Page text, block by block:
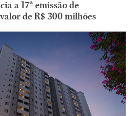
a 17ª emissão de
de R$ 300 milhões